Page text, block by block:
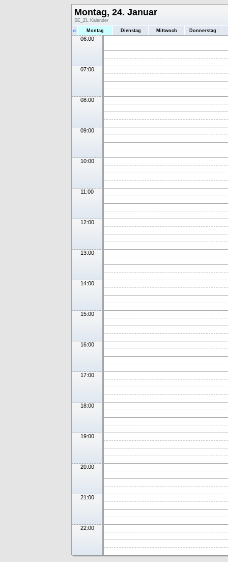
Montag, 24. Januar
SE_ZL Kalender
« Montag Dienstag Mittwoch Donnerstag
06:00
07:00
08:00
09:00
10:00
11:00
12:00
13:00
14:00
15:00
16:00
17:00
18:00
19:00
20:00
21:00
22:00